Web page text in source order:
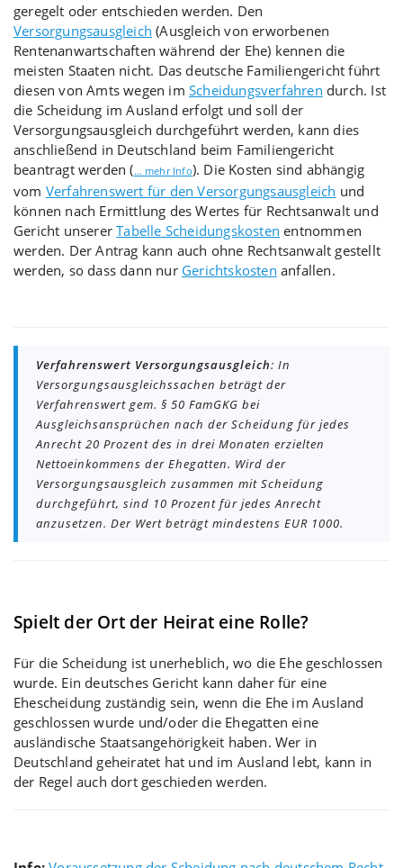
geregelt oder entschieden werden. Den
Versorgungsausgleich (Ausgleich von erworbenen
Rentenanwartschaften während der Ehe) kennen die
meisten Staaten nicht. Das deutsche Familiengericht führt
diesen von Amts wegen im Scheidungsverfahren durch. Ist
die Scheidung im Ausland erfolgt und soll der
Versorgungsausgleich durchgeführt werden, kann dies
anschließend in Deutschland beim Familiengericht
beantragt werden (… mehr Info). Die Kosten sind abhängig
vom Verfahrenswert für den Versorgungsausgleich und
können nach Ermittlung des Wertes für Rechtsanwalt und
Gericht unsererTabelle Scheidungskosten entnommen
werden. Der Antrag kann auch ohne Rechtsanwalt gestellt
werden, so dass dann nur Gerichtskosten anfallen.
Verfahrenswert Versorgungsausgleich: In
Versorgungsausgleichssachen beträgt der
Verfahrenswert gem. § 50 FamGKG bei
Ausgleichsansprüchen nach der Scheidung für jedes
Anrecht 20 Prozent des in drei Monaten erzielten
Nettoeinkommens der Ehegatten. Wird der
Versorgungsausgleich zusammen mit Scheidung
durchgeführt, sind 10 Prozent für jedes Anrecht
anzusetzen. Der Wert beträgt mindestens EUR 1000.
Spielt der Ort der Heirat eine Rolle?
Für die Scheidung ist unerheblich, wo die Ehe geschlossen
wurde. Ein deutsches Gericht kann daher für eine
Ehescheidung zuständig sein, wenn die Ehe im Ausland
geschlossen wurde und/oder die Ehegatten eine
ausländische Staatsangehörigkeit haben. Wer in
Deutschland geheiratet hat und im Ausland lebt, kann in
der Regel auch dort geschieden werden.